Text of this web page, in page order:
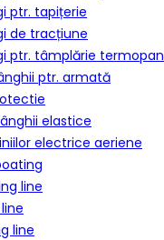
ptr. tapițerie
de tracțiune
ptr. tâmplărie termopan
ptr. armată
elastice
electrice aeriene
line
line